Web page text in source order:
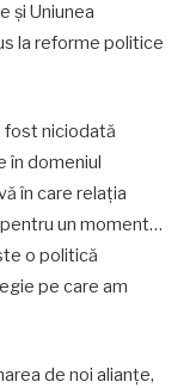
și Uniunea
la reforme politice
fost niciodată
în domeniul
în care relația
un moment…
o politică
pe care am
de noi alianțe,